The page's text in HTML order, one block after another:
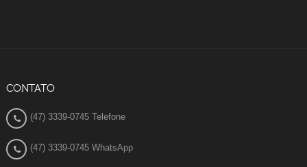
CONTATO
(47) 3339-0745 Telefone
(47) 3339-0745 WhatsApp